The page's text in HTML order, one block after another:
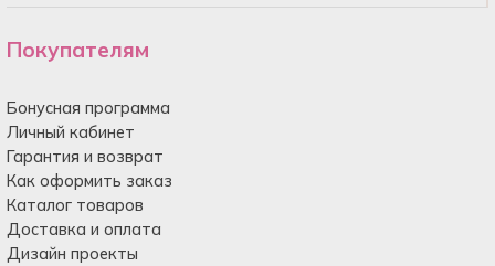
Покупателям
Бонусная программа
Личный кабинет
Гарантия и возврат
Как оформить заказ
Каталог товаров
Доставка и оплата
Дизайн проекты